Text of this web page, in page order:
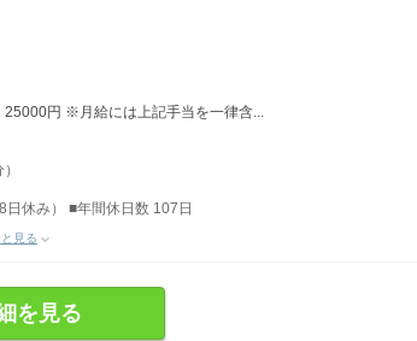
25000円 ※月給には上記手当を一律含...
休み） ■年間休日数 107日
と見る
を見る